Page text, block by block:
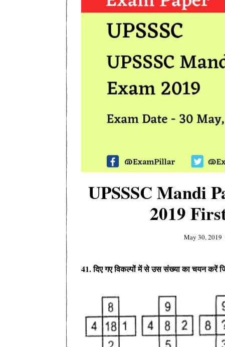
UPSSSC Mandi
2019
May 30, 2019
41. दिए गए विकल्पों में से उस संख्या का चयन करें